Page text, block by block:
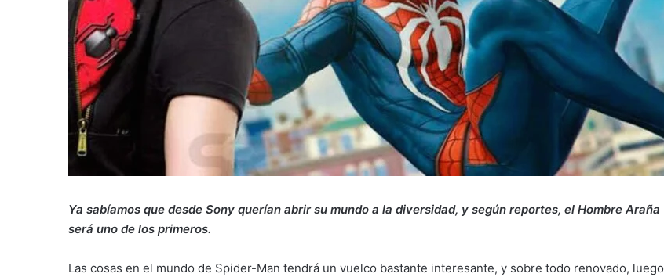
Ya sabíamos que desde Sony querían abrir su mundo a la diversidad, y según reportes, el Hombre Araña
será uno de los primeros.
Las cosas en el mundo de Spider-Man tendrá un vuelco bastante interesante, y sobre todo renovado, luego